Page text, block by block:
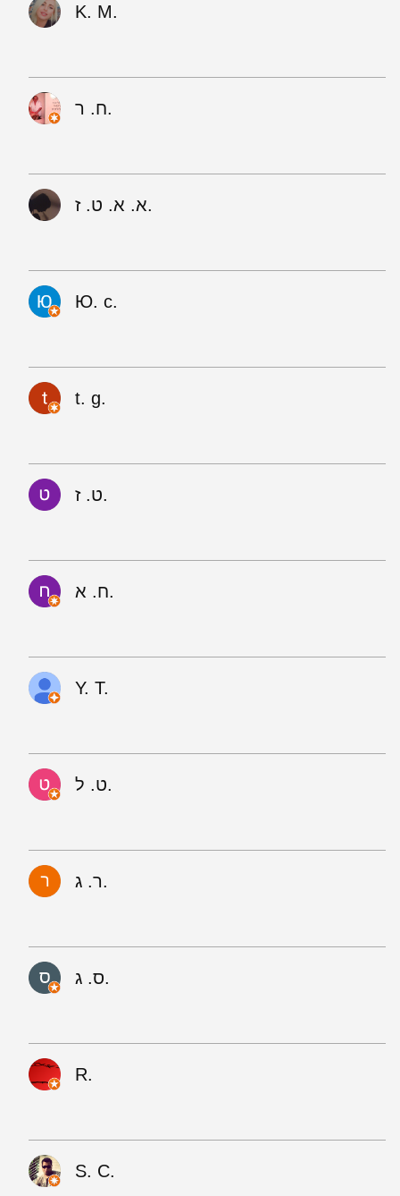
K. M.
ח. ר.
א. א. ט. ז.
Ю. с.
t. g.
ט. ז.
ח. א.
Y. T.
ט. ל.
ר. ג.
ס. ג.
R.
S. C.